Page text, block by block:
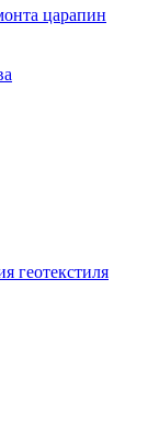
царапин
геотекстиля